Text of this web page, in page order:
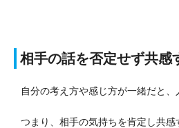
相手の話を否定せず共感
自分の考え方や感じ方が一緒だと、
つまり、相手の気持ちを肯定し共